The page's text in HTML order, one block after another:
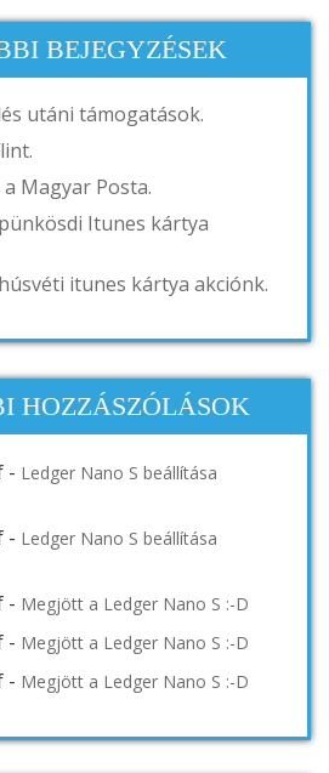
BEJEGYZÉSEK
utáni támogatások.
Magyar Posta.
Itunes kártya
itunes kártya akciónk.
HOZZÁSZÓLÁSOK
- Ledger Nano S beállítása
- Ledger Nano S beállítása
- Megjött a Ledger Nano S :-D
- Megjött a Ledger Nano S :-D
- Megjött a Ledger Nano S :-D